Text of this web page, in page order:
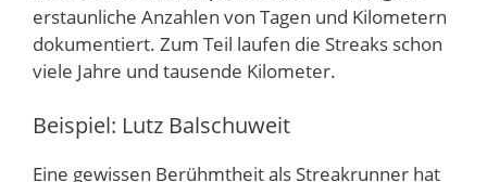
erstaunliche Anzahlen von Tagen und Kilometern
dokumentiert. Zum Teil laufen die Streaks schon
viele Jahre und tausende Kilometer.
Beispiel: Lutz Balschuweit
Eine gewissen Berühmtheit als Streakrunner hat